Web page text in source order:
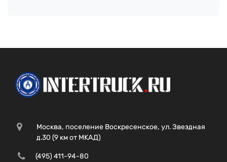
Москва, поселение Воскресенское, ул. Звездная
д.30 (9 км от МКАД)
(495) 411-94-80